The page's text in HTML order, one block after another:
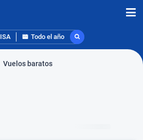
ISA Todo el año
Vuelos baratos